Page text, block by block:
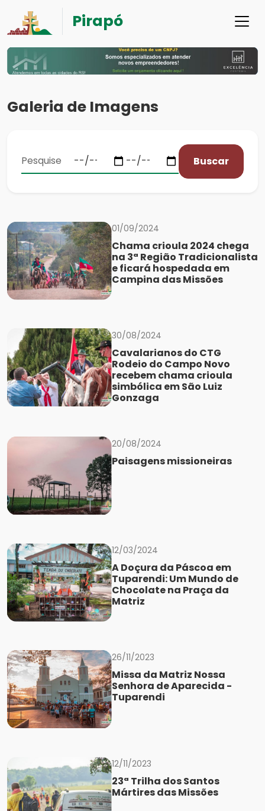
Pirapó
Galeria de Imagens
Buscar
01/09/2024
Chama crioula 2024 chega
na 3ª Região Tradicionalista
e ficará hospedada em
Campina das Missões
30/08/2024
Cavalarianos do CTG
Rodeio do Campo Novo
recebem chama crioula
simbólica em São Luiz
Gonzaga
20/08/2024
Paisagens missioneiras
12/03/2024
A Doçura da Páscoa em
Tuparendi: Um Mundo de
Chocolate na Praça da
Matriz
26/11/2023
Missa da Matriz Nossa
Senhora de Aparecida -
Tuparendi
12/11/2023
23ª Trilha dos Santos
Mártires das Missões